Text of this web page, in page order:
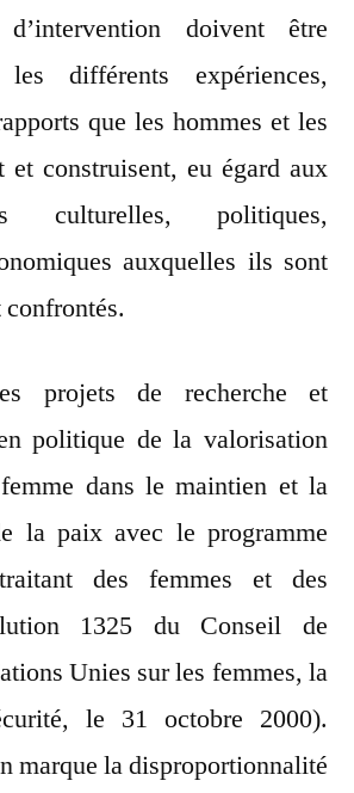
doivent être
différents expériences,
que les hommes et les
et construisent, eu égard aux
culturelles, politiques,
auxquelles ils sont
projets de recherche et
politique de la valorisation
dans le maintien et la
la paix avec le programme
des femmes et des
1325 du Conseil de
Unies sur les femmes, la
le 31 octobre 2000).
marque la disproportionnalité